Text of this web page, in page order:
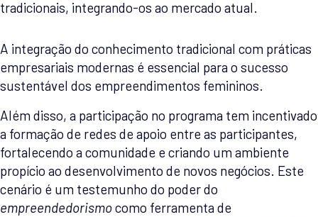
tradicionais, integrando-os ao mercado atual.
A integração do conhecimento tradicional com práticas
empresariais modernas é essencial para o sucesso
sustentável dos empreendimentos femininos.
Além disso, a participação no programa tem incentivado
a formação de redes de apoio entre as participantes,
fortalecendo a comunidade e criando um ambiente
propício ao desenvolvimento de novos negócios. Este
cenário é um testemunho do poder do
empreendedorismocomo ferramenta de